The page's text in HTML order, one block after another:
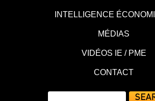
INTELLIGENCE
MÉDIAS
VIDÉOS IE / PME
CONTACT